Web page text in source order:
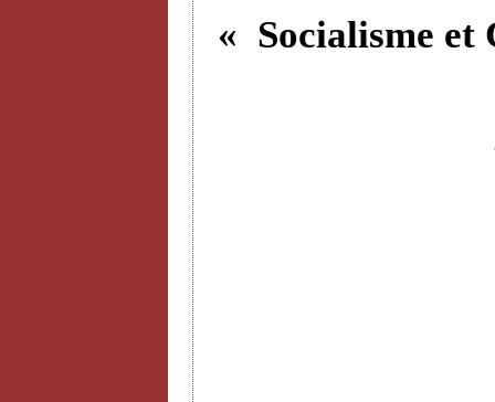
« Socialisme et